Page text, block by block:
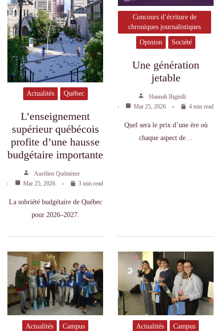
Actualités Québec
L’enseignement
supérieur québécois
profite d’une hausse
budgétaire importante
Aurélien Quéméner
Mar 25, 2026
3 min read
La sobriété budgétaire de Québec
pour 2026–2027.
Concours d’écriture de
chroniques journalistiques
Opinion Société
Une génération
jetable
Hannah Bigiolli
Mar 25, 2026
4 min read
Quel sera le prix d’une ère où
chaque aspect de…
Actualités Campus Actualités Campus